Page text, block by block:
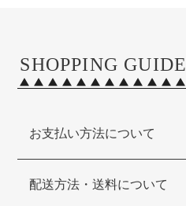
SHOPPING GUIDE
お支払い方法について
配送方法・送料について